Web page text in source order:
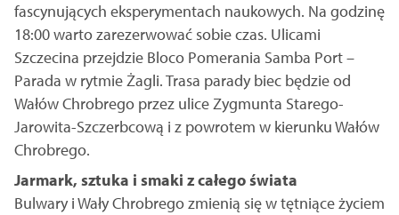
fascynujących eksperymentach naukowych. Na godzinę
18:00 warto zarezerwować sobie czas. Ulicami
Szczecina przejdzie Bloco Pomerania Samba Port –
Parada w rytmie Żagli. Trasa parady biec będzie od
Wałów Chrobrego przez ulice Zygmunta Starego-
Jarowita-Szczerbcową i z powrotem w kierunku Wałów
Chrobrego.
Jarmark, sztuka i smaki z całego świata
Bulwary i Wały Chrobrego zmienią się w tętniące życiem